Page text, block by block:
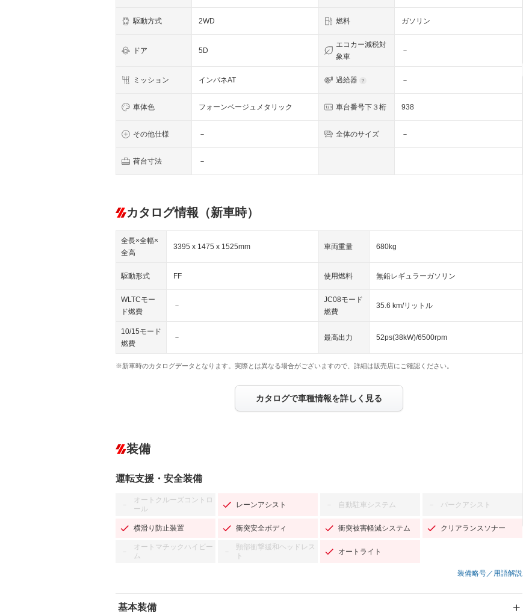
駆動方式 2WD 燃料 ガソリン
ドア 5D
エコカー減税対
象車
－
ミッション インパネAT 過給器 －
車体色 フォーンベージュメタリック 車台番号下３桁 938
その他仕様 － 全体のサイズ －
荷台寸法 －
カタログ情報（新車時）
全長×全幅×
全高
3395 x 1475 x 1525mm 車両重量 680kg
駆動形式 FF 使用燃料 無鉛レギュラーガソリン
WLTCモー
ド燃費
－
JC08モード
燃費
35.6 km/リットル
10/15モード
燃費
－ 最高出力 52ps(38kW)/6500rpm
※新車時のカタログデータとなります。実際とは異なる場合がございますので、詳細は販売店にご確認ください。
カタログで車種情報を詳しく見る
装備
運転支援・安全装備
－
オートクルーズコントロ
ール
レーンアシスト － 自動駐車システム － パークアシスト
横滑り防止装置 衝突安全ボディ 衝突被害軽減システム クリアランスソナー
－
オートマチックハイビー
ム
－
頸部衝撃緩和ヘッドレス
ト
オートライト
装備略号／用語解説
基本装備